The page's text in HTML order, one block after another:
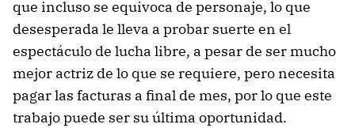
que incluso se equivoca de personaje, lo que
desesperada le lleva a probar suerte en el
espectáculo de lucha libre, a pesar de ser mucho
mejor actriz de lo que se requiere, pero necesita
pagar las facturas a final de mes, por lo que este
trabajo puede ser su última oportunidad.